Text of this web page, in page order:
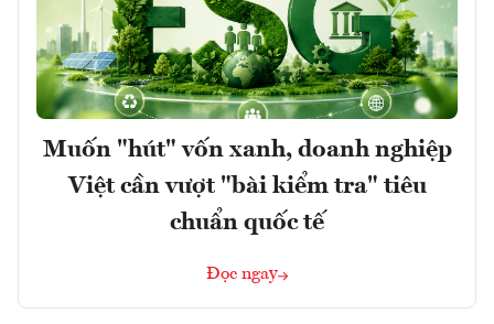
Muốn "hút" vốn xanh, doanh nghiệp
Việt cần vượt "bài kiểm tra" tiêu
chuẩn quốc tế
Đọc ngay